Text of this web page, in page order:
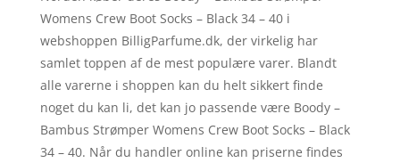
Womens Crew Boot Socks – Black 34 – 40 i
webshoppen BilligParfume.dk, der virkelig har
samlet toppen af de mest populære varer. Blandt
alle varerne i shoppen kan du helt sikkert finde
noget du kan li, det kan jo passende være Boody –
Bambus Strømper Womens Crew Boot Socks – Black
34 – 40. Når du handler online kan priserne findes